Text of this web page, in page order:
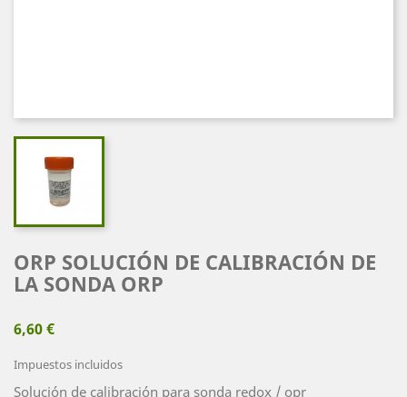
ORP SOLUCIÓN DE CALIBRACIÓN DE
LA SONDA ORP
6,60 €
Impuestos incluidos
Solución de calibración para sonda redox / opr